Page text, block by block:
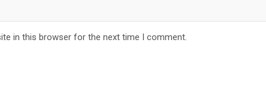
in this browser for the next time I comment.